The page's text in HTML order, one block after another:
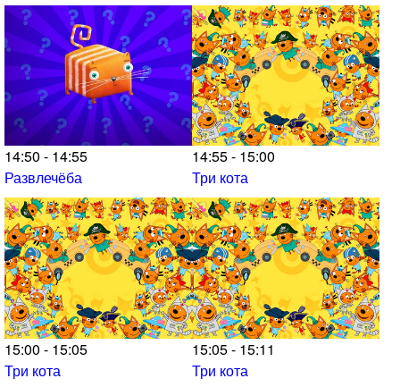
14:50 - 14:55
Развлечёба
14:55 - 15:00
Три кота
15:00 - 15:05
Три кота
15:05 - 15:11
Три кота